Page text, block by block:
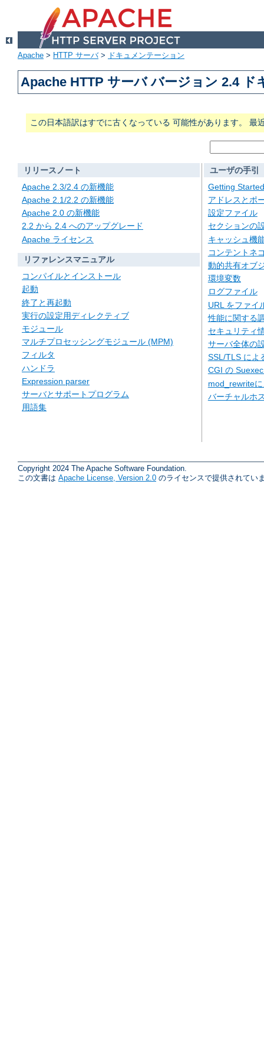
Apache > HTTP サーバ> ドキュメンテーション
Apache HTTP サーバ バージョン 2.4 ド
この日本語訳はすでに古くなっている 可能性があります。 最
リリースノート
Apache 2.3/2.4 の新機能
Apache 2.1/2.2 の新機能
Apache 2.0 の新機能
2.2 から 2.4 へのアップグレード
Apache ライセンス
リファレンスマニュアル
コンパイルとインストール
起動
終了と再起動
実行の設定用ディレクティブ
モジュール
マルチプロセッシングモジュール (MPM)
フィルタ
ハンドラ
Expression parser
サーバとサポートプログラム
用語集
ユーザの手引
Getting Started
アドレスとポ
設定ファイル
セクションの
キャッシュ機
コンテントネ
動的共有オブ
環境変数
ログファイル
URL をファイ
性能に関する
セキュリティ
サーバ全体の
SSL/TLS によ
CGI の
mod_rewrite
バーチャルホ
Copyright 2024 The Apache Software Foundation.
この文書は Apache License, Version 2.0 のライセンスで提供されてい